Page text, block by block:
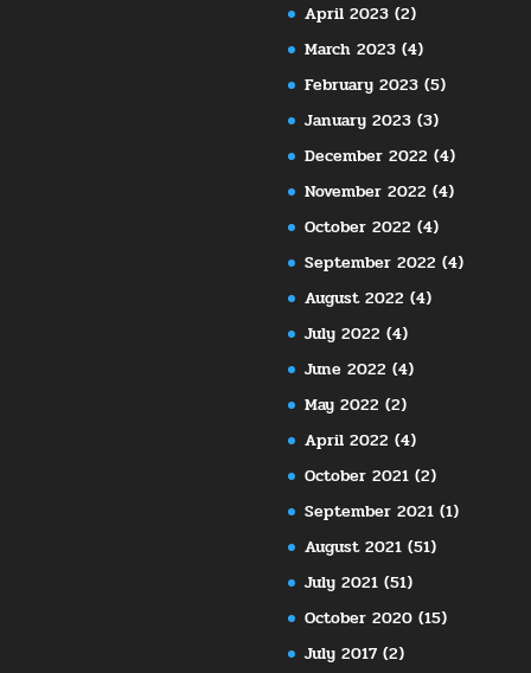
April 2023 (2)
March 2023 (4)
February 2023 (5)
January 2023 (3)
December 2022 (4)
November 2022 (4)
October 2022 (4)
September 2022 (4)
August 2022 (4)
July 2022 (4)
June 2022 (4)
May 2022 (2)
April 2022 (4)
October 2021 (2)
September 2021 (1)
August 2021 (51)
July 2021 (51)
October 2020 (15)
July 2017 (2)